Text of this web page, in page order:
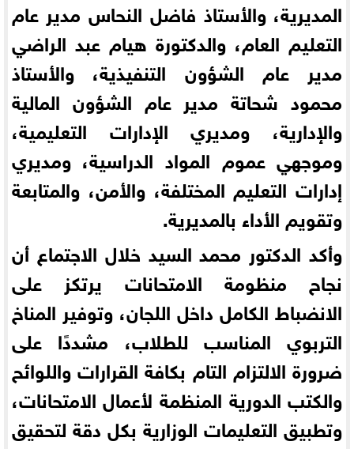
المديرية، والأستاذ فاضل النحاس مدير عام
التعليم العام، والدكتورة هيام عبد الراضي
مدير عام الشؤون التنفيذية، والأستاذ
محمود شحاتة مدير عام الشؤون المالية
والإدارية، ومديري الإدارات التعليمية،
وموجهي عموم المواد الدراسية، ومديري
إدارات التعليم المختلفة، والأمن، والمتابعة
وتقويم الأداء بالمديرية.
وأكد الدكتور محمد السيد خلال الاجتماع أن
نجاح منظومة الامتحانات يرتكز على
الانضباط الكامل داخل اللجان، وتوفير المناخ
التربوي المناسب للطلاب، مشددًا على
ضرورة الالتزام التام بكافة القرارات واللوائح
والكتب الدورية المنظمة لأعمال الامتحانات،
وتطبيق التعليمات الوزارية بكل دقة لتحقيق